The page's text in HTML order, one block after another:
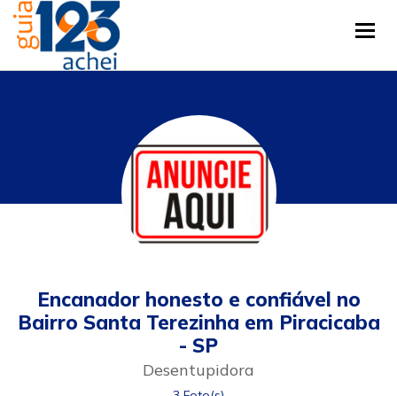
Encanador honesto e confiável no
Bairro Santa Terezinha em Piracicaba
- SP
Desentupidora